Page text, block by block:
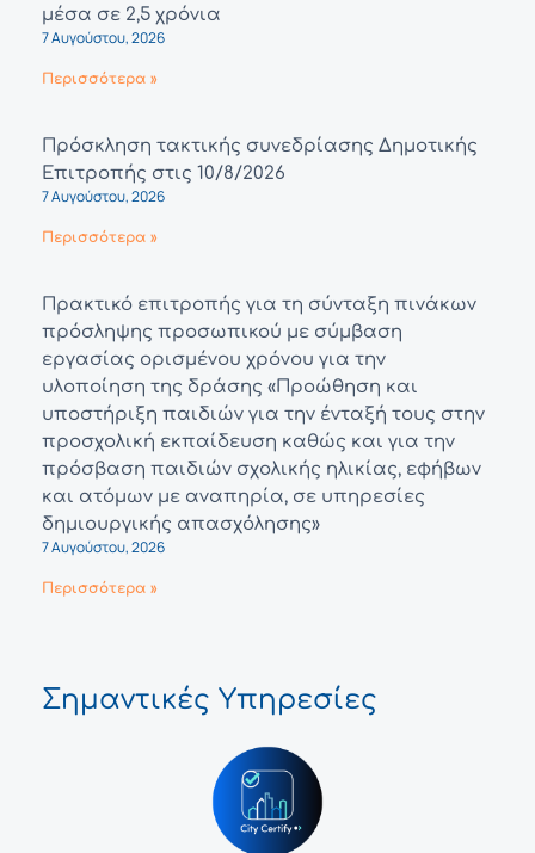
μέσα σε 2,5 χρόνια
7 Αυγούστου, 2026
Περισσότερα »
Πρόσκληση τακτικής συνεδρίασης Δημοτικής
Επιτροπής στις 10/8/2026
7 Αυγούστου, 2026
Περισσότερα »
Πρακτικό επιτροπής για τη σύνταξη πινάκων
πρόσληψης προσωπικού με σύμβαση
εργασίας ορισμένου χρόνου για την
υλοποίηση της δράσης «Προώθηση και
υποστήριξη παιδιών για την ένταξή τους στην
προσχολική εκπαίδευση καθώς και για την
πρόσβαση παιδιών σχολικής ηλικίας, εφήβων
και ατόμων με αναπηρία, σε υπηρεσίες
δημιουργικής απασχόλησης»
7 Αυγούστου, 2026
Περισσότερα »
Σημαντικές Υπηρεσίες